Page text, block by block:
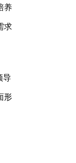
养
求
导
形